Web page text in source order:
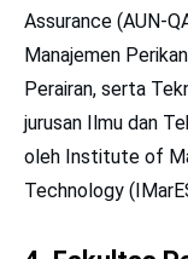
Assurance (AUN-
Manajemen
Perairan, serta
jurusan Ilmu dan
oleh Institute of
Technology